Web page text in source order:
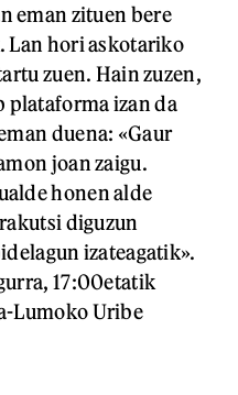
eman zituen bere
Lan hori askotariko
zuen. Hain zuzen,
plataforma izan da
duena: «Gaur
joan zaigu.
honen alde
diguzun
izateagatik».
17:00etatik
Lumoko Uribe